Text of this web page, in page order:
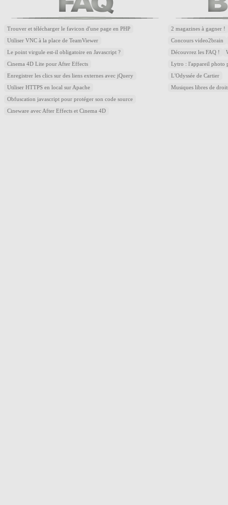
Trouver et télécharger le favicon d'une page en PHP
Utiliser VNC à la place de TeamViewer
Le point virgule est-il obligatoire en Javascript ?
Cinema 4D Lite pour After Effects
Enregistrer les clics sur des liens externes avec jQuery
Utiliser HTTPS en local sur Apache
Obfuscation javascript pour protéger son code source
Cineware avec After Effects et Cinema 4D
2 magazines à gagner !
Concours video2brain
Découvrez les FAQ !
Lytro : l'appareil photo
L'Odyssée de Cartier
Musiques libres de